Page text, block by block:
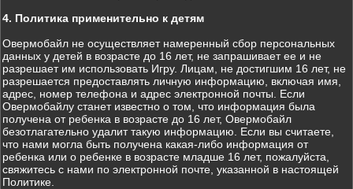
4. Политика применительно к детям
Овермобайл не осуществляет намеренный сбор персональных
данных у детей в возрасте до 16 лет, не запрашивает ее и не
разрешает им использовать Игру. Лицам, не достигшим 16 лет, не
разрешается предоставлять личную информацию, включая имя,
адрес, номер телефона и адрес электронной почты. Если
Овермобайлу станет известно о том, что информация была
получена от ребенка в возрасте до 16 лет, Овермобайл
безотлагательно удалит такую информацию. Если вы считаете,
что нами могла быть получена какая-либо информация от
ребенка или о ребенке в возрасте младше 16 лет, пожалуйста,
свяжитесь с нами по электронной почте, указанной в настоящей
Политике.